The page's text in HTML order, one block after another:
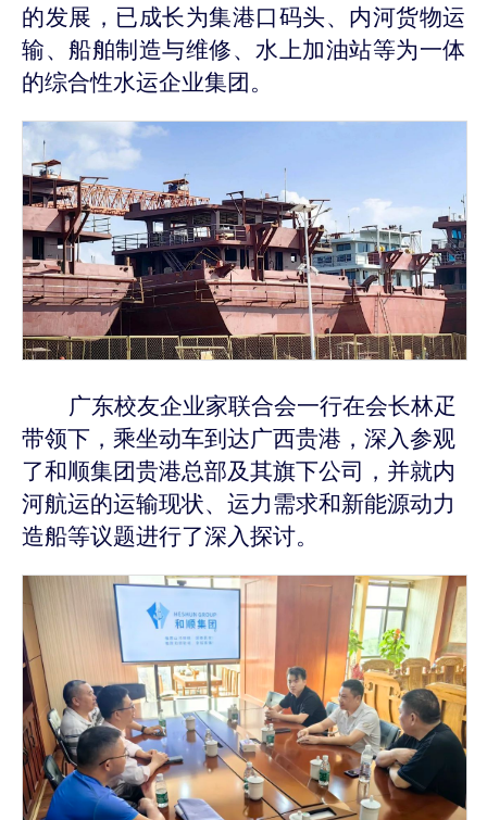
的发展，已成长为集港口码头、内河货物运
输、船舶制造与维修、水上加油站等为一体
的综合性水运企业集团。
广东校友企业家联合会一行在会长林疋
带领下 ， 乘坐动车到达广西贵港， 深入参观
了和顺集团贵港总部及其旗下公司，并就内
河航运的运输现状、运力需求和新能源动力
造船等议题进行了深入探讨。